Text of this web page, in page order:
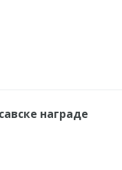
награде